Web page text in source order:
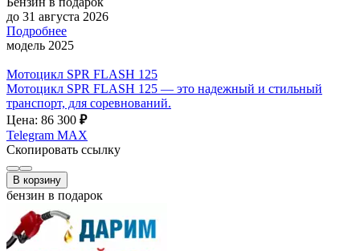
до 31 августа 2026
Подробнее
модель 2025
Мотоцикл SPR FLASH 125
Мотоцикл SPR FLASH 125 — это надежный и стильный
транспорт, для соревнований.
Цена: 86 300 ₽
Telegram MAX
Скопировать ссылку
В корзину
бензин в подарок